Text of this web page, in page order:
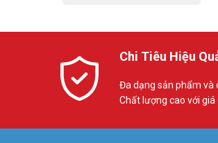
Chi Tiêu Hiệu
Đa dạng sản phẩm và
Chất lượng cao với giá